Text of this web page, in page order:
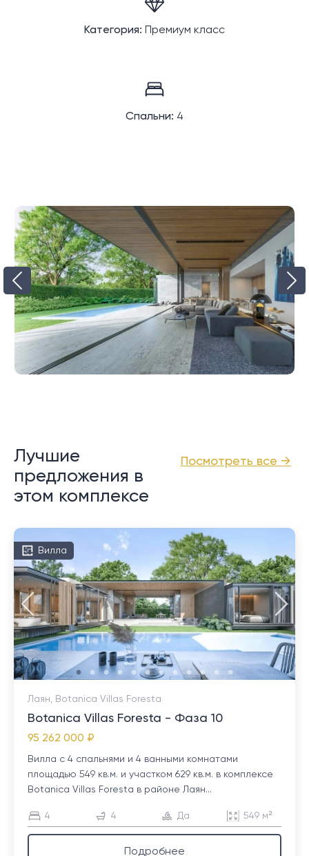
Категория: Премиум класс
Спальни: 4
Посмотреть все →
Лучшие
предложения в
этом комплексе
Вилла
Лаян, Botanica Villas Foresta
Botanica Villas Foresta - Фаза 10
95 262 000 ₽
Вилла с 4 спальнями и 4 ванными комнатами
площадью 549 кв.м. и участком 629 кв.м. в комплексе
Botanica Villas Foresta в районе Лаян...
4 4 Да 549 м²
Подробнее